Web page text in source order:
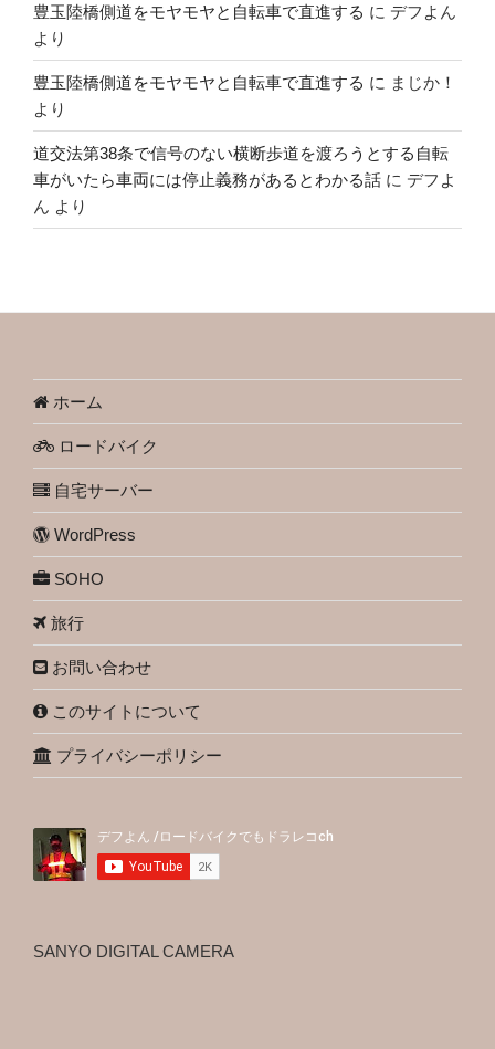
豊玉陸橋側道をモヤモヤと自転車で直進する に デフよん
より
豊玉陸橋側道をモヤモヤと自転車で直進する に まじか！
より
道交法第38条で信号のない横断歩道を渡ろうとする自転
車がいたら車両には停止義務があるとわかる話 に デフよ
ん より
ホーム
ロードバイク
自宅サーバー
WordPress
SOHO
旅行
お問い合わせ
このサイトについて
プライバシーポリシー
SANYO DIGITAL CAMERA